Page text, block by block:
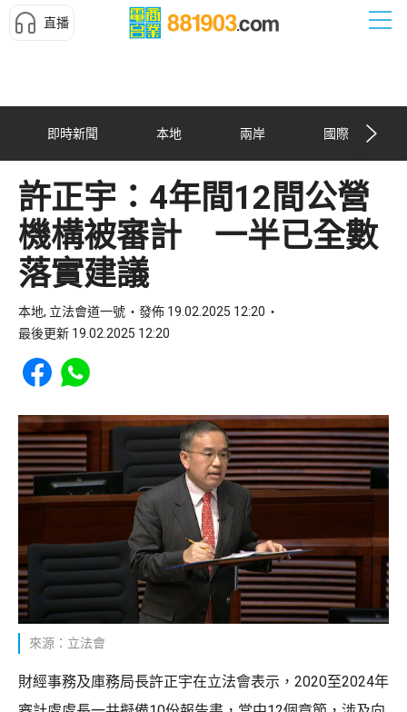
直播
即時新聞 本地 兩岸 國際
許正宇：4年間12間公營
機構被審計 一半已全數
落實建議
本地, 立法會道一號
發佈 19.02.2025 12:20
最後更新 19.02.2025 12:20
Share to Facebook
Share to WhatsApp
來源：立法會
財經事務及庫務局長許正宇在立法會表示，2020至2024年